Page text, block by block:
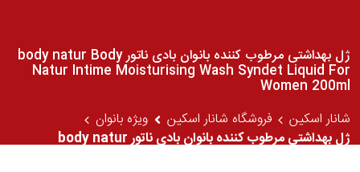
ژل بهداشتی مرطوب کننده بانوان بادی ناتور body natur Body
Natur Intime Moisturising Wash Syndet Liquid For
Women 200ml
شانار اسکین
فروشگاه شانار اسکین
ویژه بانوان
ژل بهداشتی مرطوب کننده بانوان بادی ناتور body natur